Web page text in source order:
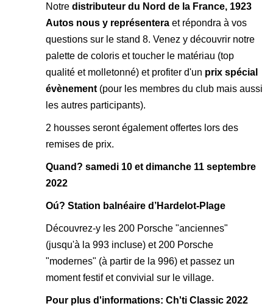
Notre distributeur du Nord de la France, 1923
Autos nous y représentera et répondra à vos
questions sur le stand 8. Venez y découvrir notre
palette de coloris et toucher le matériau (top
qualité et molletonné) et profiter d'un prix spécial
évènement (pour les membres du club mais aussi
les autres participants).
2 housses seront également offertes lors des
remises de prix.
Quand? samedi 10 et dimanche 11 septembre
2022
Oú? Station balnéaire d’Hardelot-Plage
Découvrez-y les 200 Porsche "anciennes"
(jusqu'à la 993 incluse) et 200 Porsche
"modernes" (à partir de la 996) et passez un
moment festif et convivial sur le village.
Pour plus d'informations: Ch'ti Classic 2022